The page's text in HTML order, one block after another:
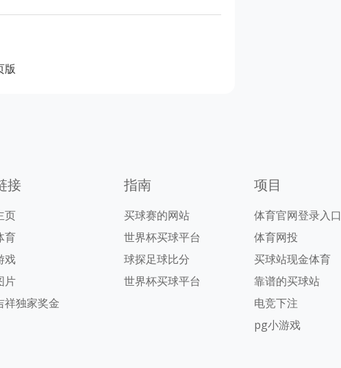
版
接
页
育
戏
片
祥独家奖金
指南
买球赛的网站
世界杯买球平台
球探足球比分
世界杯买球平台
项目
体育官网登录入口
体育网投
买球站现金体育
靠谱的买球站
电竞下注
pg小游戏